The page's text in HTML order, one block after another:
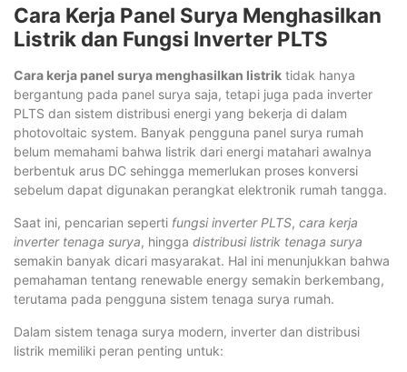
Cara Kerja Panel Surya Menghasilkan
Listrik dan Fungsi Inverter PLTS
Cara kerja panel surya menghasilkan listrik tidak hanya
bergantung pada panel surya saja, tetapi juga pada inverter
PLTS dan sistem distribusi energi yang bekerja di dalam
photovoltaic system. Banyak pengguna panel surya rumah
belum memahami bahwa listrik dari energi matahari awalnya
berbentuk arus DC sehingga memerlukan proses konversi
sebelum dapat digunakan perangkat elektronik rumah tangga.
Saat ini, pencarian seperti fungsi inverter PLTS, cara kerja
inverter tenaga surya, hingga distribusi listrik tenaga surya
semakin banyak dicari masyarakat. Hal ini menunjukkan bahwa
pemahaman tentang renewable energy semakin berkembang,
terutama pada pengguna sistem tenaga surya rumah.
Dalam sistem tenaga surya modern, inverter dan distribusi
listrik memiliki peran penting untuk: